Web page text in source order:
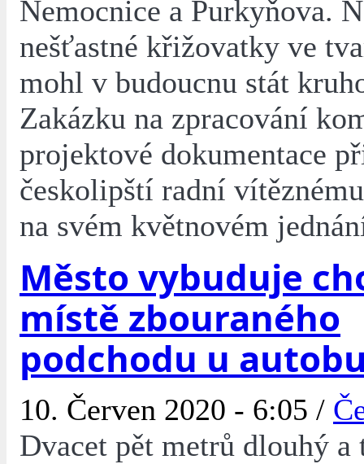
Nemocnice a Purkyňova.
nešťastné křižovatky ve
mohl v budoucnu stát
Zakázku na zpracování
projektové dokumentace
českolipští radní
na svém květnovém
Město vybuduje
místě zbouraného
podchodu u
10. Červen 2020 - 6:05 /
Dvacet pět metrů dlouhý